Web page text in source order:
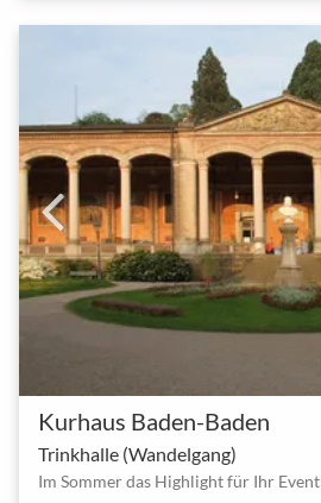
Kurhaus Baden-Baden
Trinkhalle (Wandelgang)
Im Sommer das Highlight für Ihr Event